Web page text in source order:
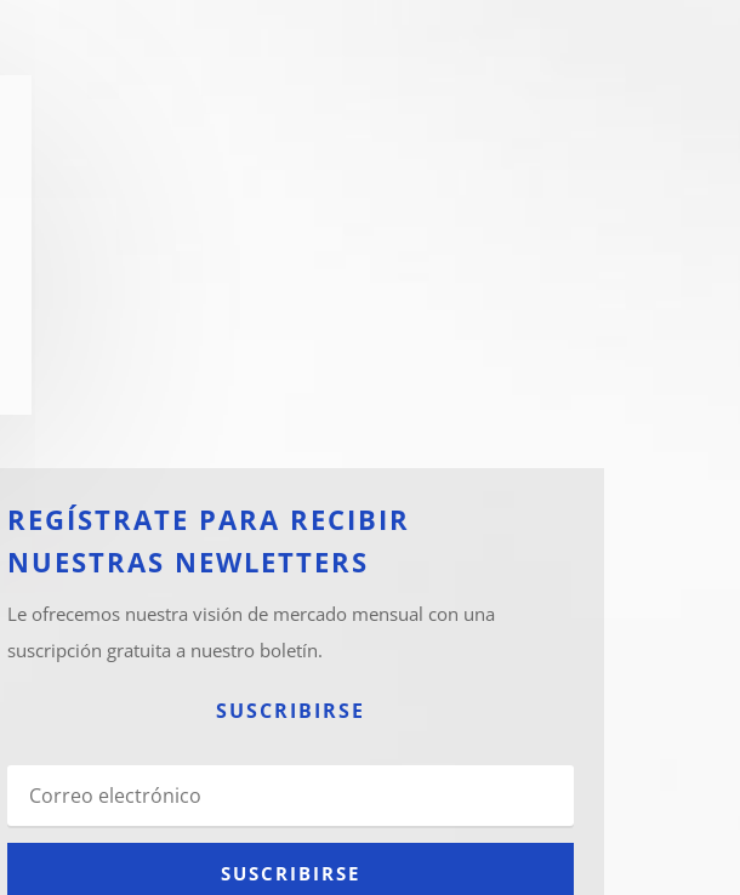
REGÍSTRATE PARA RECIBIR
NUESTRAS NEWLETTERS
Le ofrecemos nuestra visión de mercado mensual con una
suscripción gratuita a nuestro boletín.
SUSCRIBIRSE
SUSCRIBIRSE